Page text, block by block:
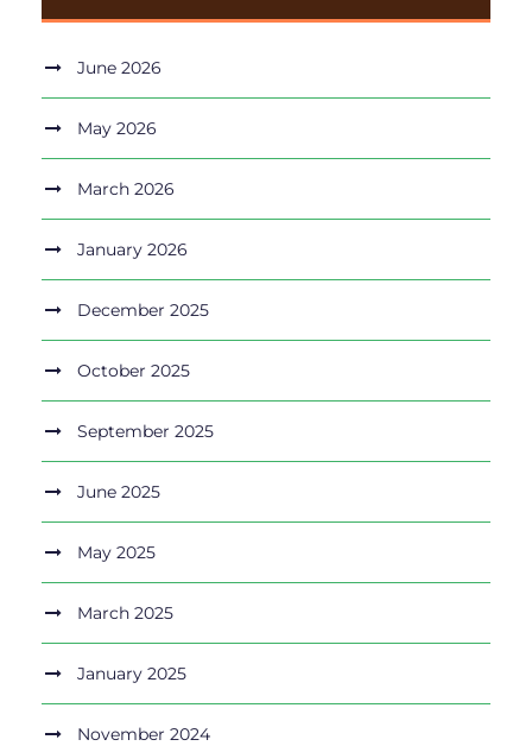
June 2026
May 2026
March 2026
January 2026
December 2025
October 2025
September 2025
June 2025
May 2025
March 2025
January 2025
November 2024